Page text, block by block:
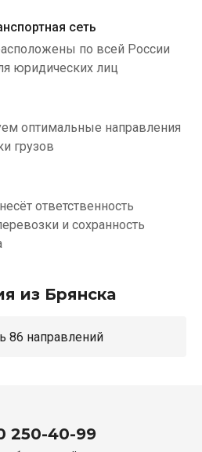
сеть
по всей России
юридических лиц
оптимальные направления
грузов
ответственность
и сохранность
из Брянска
Показать 86 направлений
250-40-99